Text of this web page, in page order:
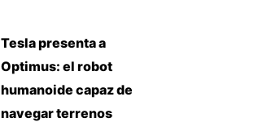
Tesla presenta a
Optimus: el robot
humanoide capaz de
navegar terrenos